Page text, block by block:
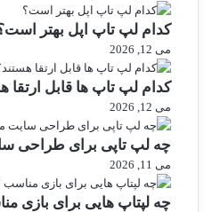
کدام لپ تاپ اپل بهتر
می 12, 2026
کدام لپ تاپ ها قابل ارتقا
می 12, 2026
چه لپ تاپی برای طراحی
می 11, 2026
چه لپتاپ هایی برای بازی